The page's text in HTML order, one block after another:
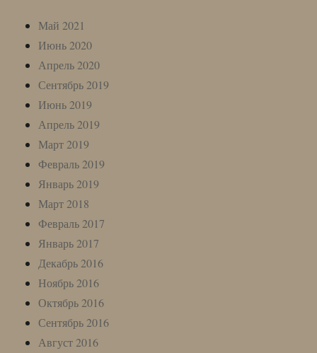
Май 2021
Июнь 2020
Апрель 2020
Сентябрь 2019
Июнь 2019
Апрель 2019
Март 2019
Февраль 2019
Январь 2019
Март 2018
Февраль 2017
Январь 2017
Декабрь 2016
Ноябрь 2016
Октябрь 2016
Сентябрь 2016
Август 2016